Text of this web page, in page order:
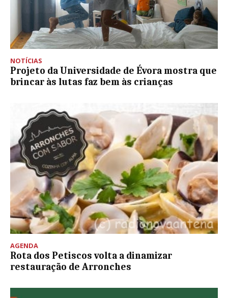
NOTÍCIAS
Projeto da Universidade de Évora mostra que
brincar às lutas faz bem às crianças
AGENDA
Rota dos Petiscos volta a dinamizar
restauração de Arronches